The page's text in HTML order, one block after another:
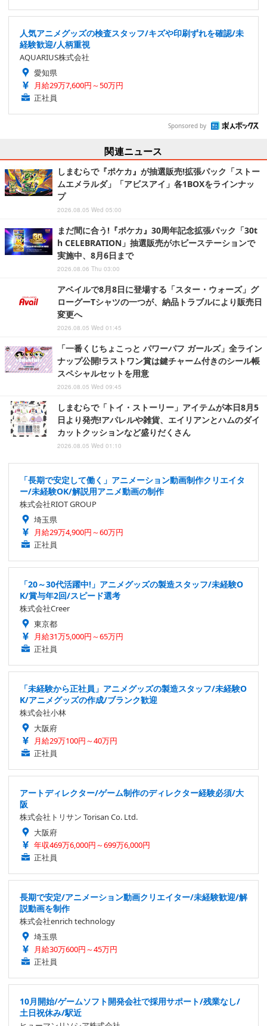
人気アニメグッズの検査スタッフ/キズや印刷ずれを確認/未
経験歓迎/人柄重視
AQUARIUS株式会社
愛知県
月給29万7,600円～50万円
正社員
Sponsored by
関連ニュース
しまむらで『ポケカ』が抽選販売!拡張パック「ストー
ムエメラルダ」「アビスアイ」各1BOXをラインナッ
プ
2026.08.05 Wed 05:00
まだ間に合う!『ポケカ』30周年記念拡張パック「30t
h CELEBRATION」抽選販売がホビーステーションで
実施中、8月6日まで
2026.08.06 Thu 03:00
アベイルで8月8日に登場する「スター・ウォーズ」グ
ローグーTシャツの一つが、納品トラブルにより販売日
変更へ
2026.08.05 Wed 01:45
「一番くじちょこっと パワーパフ ガールズ」全ライン
ナップ公開!ラストワン賞は鍵チャーム付きのシール帳
スペシャルセットを用意
2026.08.05 Wed 09:45
しまむらで「トイ・ストーリー」アイテムが本日8月5
日より発売!アパレルや雑貨、エイリアンとハムのダイ
カットクッションなど盛りだくさん
2026.08.05 Wed 01:10
「長期で安定して働く」アニメーション動画制作クリエイタ
ー/未経験OK/解説用アニメ動画の制作
株式会社RIOT GROUP
埼玉県
月給29万4,900円～60万円
正社員
「20～30代活躍中!」アニメグッズの製造スタッフ/未経験O
K/賞与年2回/スピード選考
株式会社Creer
東京都
月給31万5,000円～65万円
正社員
「未経験から正社員」アニメグッズの製造スタッフ/未経験O
K/アニメグッズの作成/ブランク歓迎
株式会社小林
大阪府
月給29万100円～40万円
正社員
アートディレクター/ゲーム制作のディレクター経験必須/大
阪
株式会社トリサン Torisan Co. Ltd.
大阪府
年収469万6,000円～699万6,000円
正社員
長期で安定/アニメーション動画クリエイター/未経験歓迎/解
説動画を制作
株式会社enrich technology
埼玉県
月給30万600円～45万円
正社員
10月開始/ゲームソフト開発会社で採用サポート/残業なし/
土日祝休み/駅近